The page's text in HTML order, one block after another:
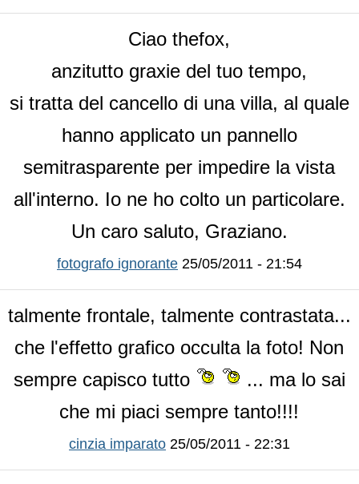
Ciao thefox,
anzitutto graxie del tuo tempo,
si tratta del cancello di una villa, al quale
hanno applicato un pannello
semitrasparente per impedire la vista
all'interno. Io ne ho colto un particolare.
Un caro saluto, Graziano.
fotografo ignorante 25/05/2011 - 21:54
talmente frontale, talmente contrastata...
che l'effetto grafico occulta la foto! Non
sempre capisco tutto
... ma lo sai
che mi piaci sempre tanto!!!!
cinzia imparato 25/05/2011 - 22:31